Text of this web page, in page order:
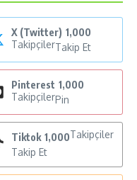
X (Twitter) 1,000
TakipçilerTakip Et
Pinterest 1,000
TakipçilerPin
Tiktok 1,000Takipçiler
Takip Et